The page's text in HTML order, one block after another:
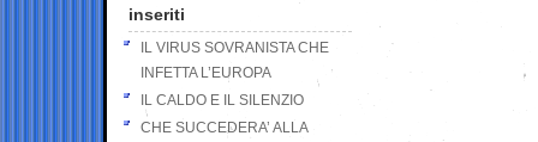
inseriti
IL VIRUS SOVRANISTA CHE
INFETTA L’EUROPA
IL CALDO E IL SILENZIO
CHE SUCCEDERA’ ALLA